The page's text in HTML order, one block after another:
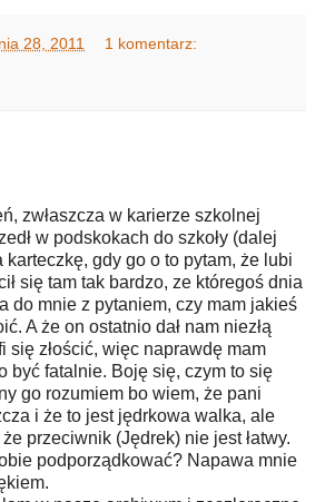
28, 2011 1 komentarz:
zwłaszcza w karierze szkolnej
w podskokach do szkoły (dalej
gdy go o to pytam, że lubi
się tam tak bardzo, ze któregoś dnia
do mnie z pytaniem, czy mam jakieś
A że on ostatnio dał nam niezłą
się złościć, więc naprawdę mam
być fatalnie. Boję się, czym to się
go rozumiem bo wiem, że pani
i że to jest jędrkowa walka, ale
przeciwnik (Jędrek) nie jest łatwy.
podporządkować? Napawa mnie